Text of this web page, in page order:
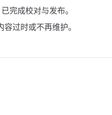
完成校对与发布。
容过时或不再维护。